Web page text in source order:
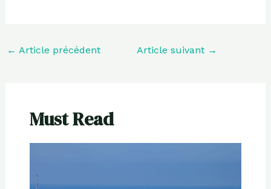
← Article précédent Article suivant →
Must Read